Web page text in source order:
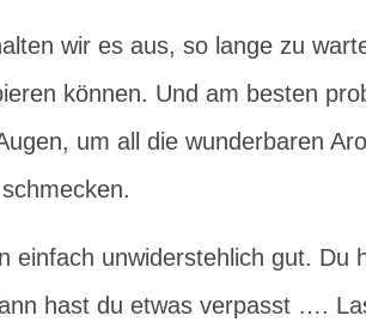
wir es aus, so lange zu
können. Und am besten
um all die wunderbaren
einfach unwiderstehlich gut. Du
hast du etwas verpasst ….